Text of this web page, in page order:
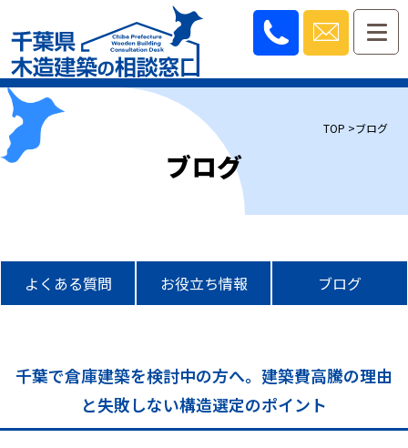
TOP >ブログ
ブログ
よくある質問 お役立ち情報 ブログ
千葉で倉庫建築を検討中の方へ。建築費高騰の理由
と失敗しない構造選定のポイント